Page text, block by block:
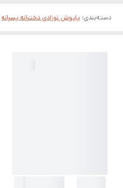
دسته‌بندی: پاپوش نوزادی دخترانه پسرانه